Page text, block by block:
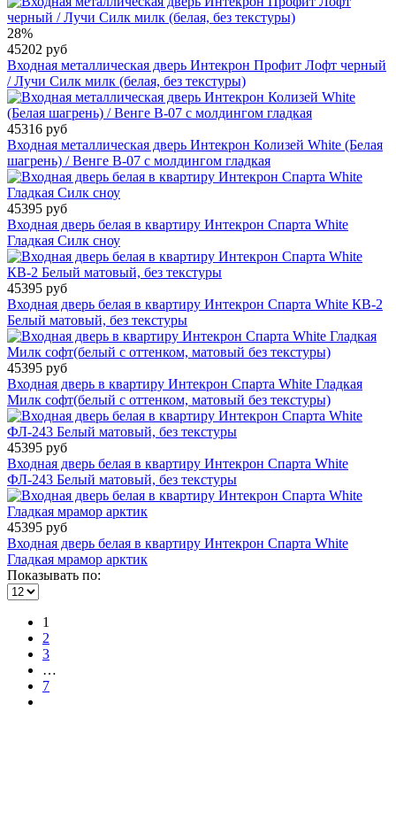
28%
45202 руб
Входная металлическая дверь Интекрон Профит Лофт черный
/ Лучи Силк милк (белая, без текстуры)
45316 руб
Входная металлическая дверь Интекрон Колизей White (Белая
шагрень) / Венге В-07 с молдингом гладкая
45395 руб
Входная дверь белая в квартиру Интекрон Спарта White
Гладкая Силк сноу
45395 руб
Входная дверь белая в квартиру Интекрон Спарта White КВ-2
Белый матовый, без текстуры
45395 руб
Входная дверь в квартиру Интекрон Спарта White Гладкая
Милк софт(белый с оттенком, матовый без текстуры)
45395 руб
Входная дверь белая в квартиру Интекрон Спарта White
ФЛ-243 Белый матовый, без текстуры
45395 руб
Входная дверь белая в квартиру Интекрон Спарта White
Гладкая мрамор арктик
Показывать по:
1
2
3
…
7